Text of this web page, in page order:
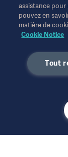
pas
d'emploi, le
Getinge
omission d'une
Toute
disponible ou
peuvent être
strictement
représentent
assistance
pouvez en
matière de
Cookie Notice
Tout